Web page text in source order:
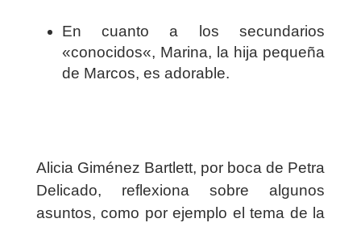
En cuanto a los secundarios
«conocidos«, Marina, la hija pequeña
de Marcos, es adorable.
Alicia Giménez Bartlett, por boca de Petra
Delicado, reflexiona sobre algunos
asuntos, como por ejemplo el tema de la